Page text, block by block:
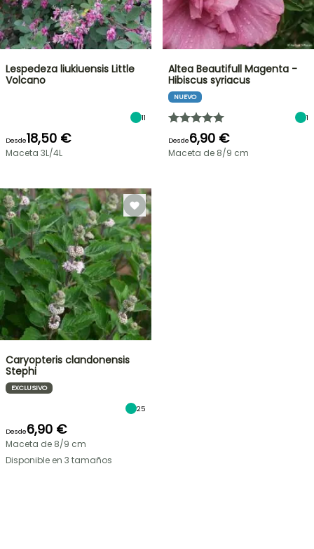
Lespedeza liukiuensis Little
Volcano
11
Desde18,50 €
Maceta 3L/4L
Altea Beautifull Magenta -
Hibiscus syriacus
NUEVO
1
Desde6,90 €
Maceta de 8/9 cm
Caryopteris clandonensis
Stephi
EXCLUSIVO
25
Desde6,90 €
Maceta de 8/9 cm
Disponible en 3 tamaños